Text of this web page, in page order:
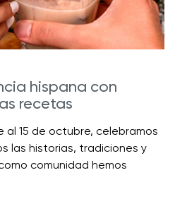
hispana con
recetas
al 15 de octubre, celebramos
las historias, tradiciones y
comunidad hemos